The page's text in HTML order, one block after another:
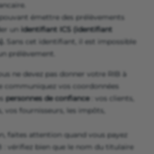
pouvant émettre des prélèvements
un
identifiant ICS (identifiant
Sans cet identifiant, il est impossible
prélèvement.
ne devez pas donner votre RIB à
communiquez vos coordonnées
personnes de confiance
: vos clients,
vos fournisseurs, les impôts,
faites attention quand vous payez
: vérifiez bien que le nom du titulaire